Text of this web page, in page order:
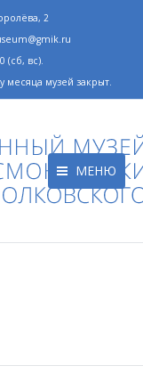
2
(сб, вс).
музей закрыт.
МЕНЮ